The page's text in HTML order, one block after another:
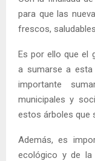
para que las
frescos,
Es por ello que el
a sumarse a
importante
municipales y
estos árboles que
Además, es
ecológico y de la